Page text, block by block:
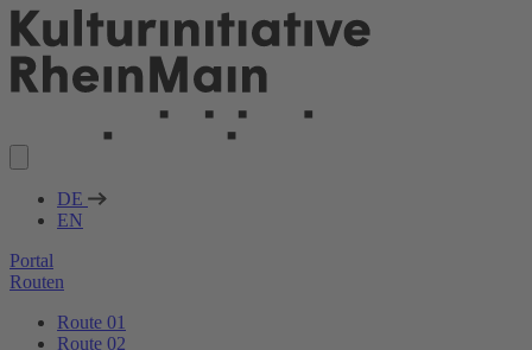
DE
EN
Portal
Routen
Route 01
Route 02